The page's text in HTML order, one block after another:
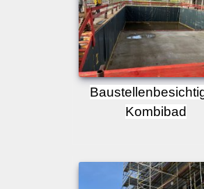
Kombibad